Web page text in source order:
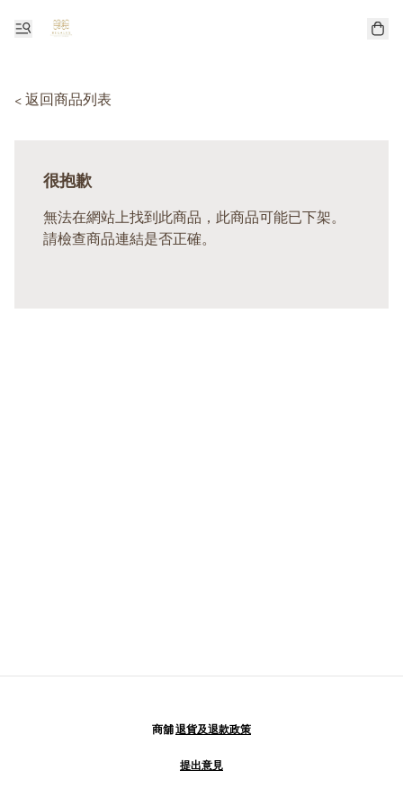
< 返回商品列表
很抱歉
無法在網站上找到此商品，此商品可能已下架。
請檢查商品連結是否正確。
商舖退貨及退款政策
提出意見